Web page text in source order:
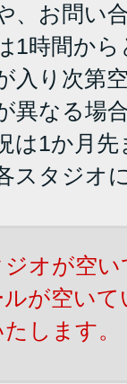
、お問い
1時間か
入り次第
異なる場
は1か月
スタジオ
ジオが空
ルが空い
します。